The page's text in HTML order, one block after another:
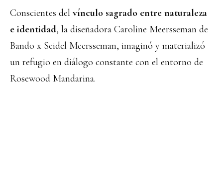
Conscientes del vínculo sagrado entre naturaleza
e identidad, la diseñadora Caroline Meersseman de
Bando x Seidel Meersseman, imaginó y materializó
un refugio en diálogo constante con el entorno de
Rosewood Mandarina.